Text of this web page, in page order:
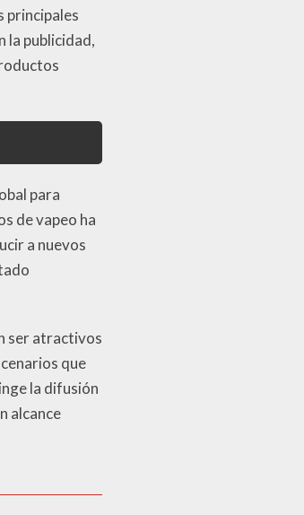
principales
la publicidad,
para
de vapeo ha
a nuevos
ser atractivos
que
la difusión
alcance